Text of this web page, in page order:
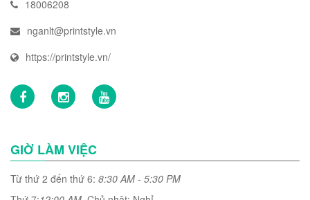
18006208
nganlt@printstyle.vn
https://printstyle.vn/
GIỜ LÀM VIỆC
Từ thứ 2 đến thứ 6: 8:30 AM - 5:30 PM